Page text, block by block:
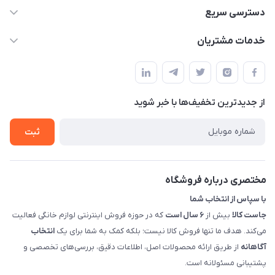
09398557137
سمت چپ (فروشگاه صوتی عباسی) - "تحویل حضوری فقط با
هماهنگی"
دسترسی سریع
لیست محصولات
حساب کاربری
تماس با ما
خدمات مشتریان
راهنما
پرسش های شما
شرایط و ضوابط گارانتی
روش های بازگرداندن کالا
از جدید‌ترین تخفیف‌ها با‌ خبر شوید
ثبت
مختصری درباره فروشگاه
با سپاس از انتخاب شما
جاست کالا بیش از ۶ سال است
که در حوزه فروش اینترنتی لوازم خانگی فعالیت
می‌کند. هدف ما تنها فروش کالا نیست؛ بلکه کمک به شما برای یک انتخاب
آگاهانه از طریق ارائه محصولات اصل، اطلاعات دقیق، بررسی‌های تخصصی و
پشتیبانی مسئولانه است.